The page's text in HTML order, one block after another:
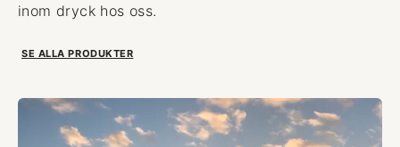
inom dryck hos oss.
SE ALLA PRODUKTER